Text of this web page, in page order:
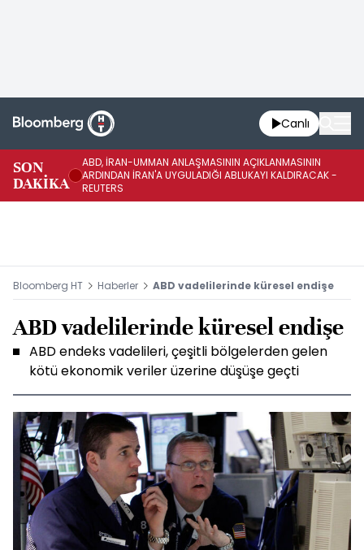
Canlı
SON
DAKİKA
ABD, İRAN-UMMAN ANLAŞMASININ AÇIKLANMASININ
ARDINDAN İRAN'A UYGULADIĞI ABLUKAYI KALDIRACAK -
REUTERS
Bloomberg HT Haberler ABD vadelilerinde küresel endişe
ABD vadelilerinde küresel endişe
ABD endeks vadelileri, çeşitli bölgelerden gelen
kötü ekonomik veriler üzerine düşüşe geçti